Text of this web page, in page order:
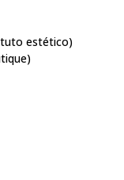
estético)
que participen